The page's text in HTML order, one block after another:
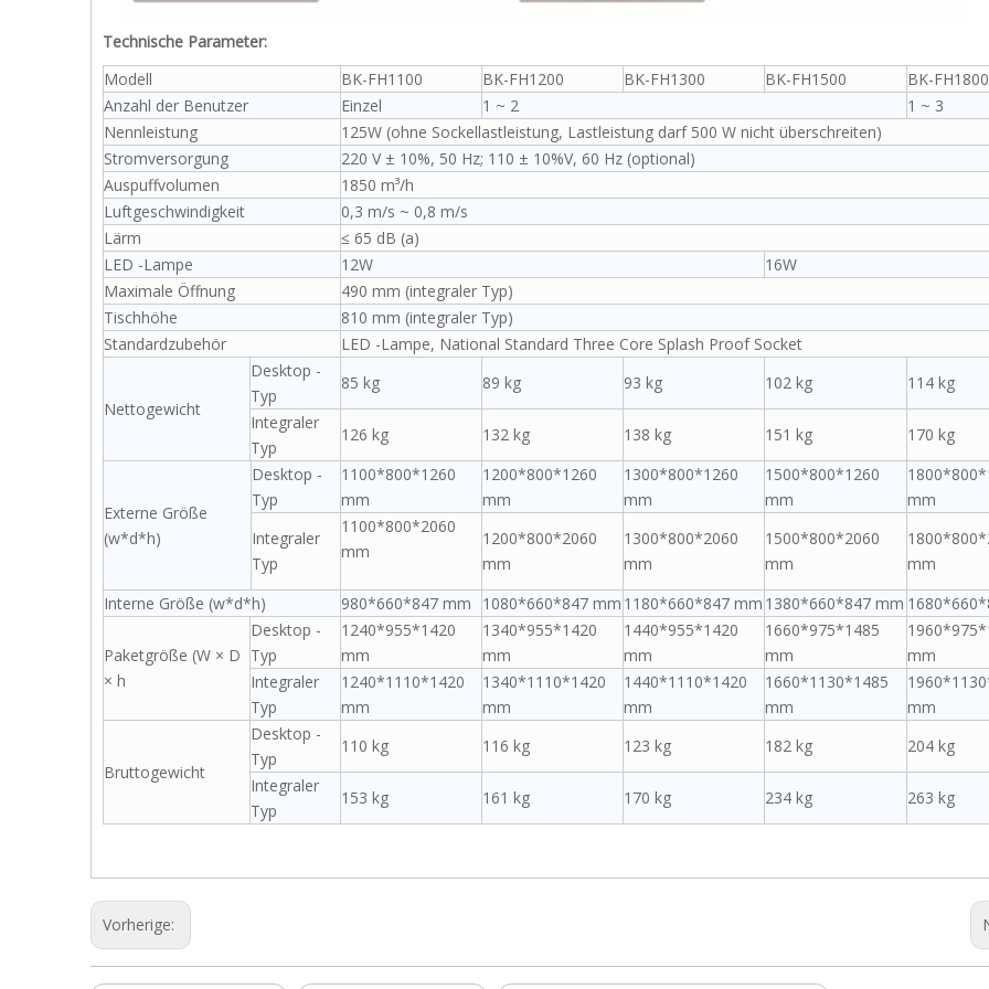
Technische Parameter:
Modell
BK-FH1100 BK-FH1200 BK-FH1300 BK-FH1500
BK-FH1800
Anzahl der Benutzer
Einzel 1 ~ 2
1 ~ 3
Nennleistung
125W (ohne Sockellastleistung, Lastleistung darf 500 W nicht überschreiten)
Stromversorgung
220 V ± 10%, 50 Hz; 110 ± 10%V, 60 Hz (optional)
Auspuffvolumen
1850 m³/h
Luftgeschwindigkeit
0,3 m/s ~ 0,8 m/s
Lärm
≤ 65 dB (a)
LED -Lampe
12W
16W
Maximale Öffnung
490 mm (integraler Typ)
Tischhöhe
810 mm (integraler Typ)
Standardzubehör
LED -Lampe, National Standard Three Core Splash Proof Socket
Nettogewicht
Desktop -
Typ
85 kg 89 kg 93 kg 102 kg
114 kg
Integraler
Typ
126 kg 132 kg 138 kg 151 kg 170 kg
Externe Größe
(w*d*h)
Desktop -
Typ
1100*800*1260
mm
1200*800*1260
mm
1300*800*1260
mm
1500*800*1260
mm
mm
Integraler
Typ
1100*800*2060
mm
1200*800*2060
mm
1300*800*2060
mm
1500*800*2060
mm
mm
Interne Größe (w*d*h)
980*660*847 mm 1080*660*847 mm 1180*660*847 mm 1380*660*847 mm
Paketgröße (W × D
× h
Desktop -
Typ
1240*955*1420
mm
1340*955*1420
mm
1440*955*1420
mm
1660*975*1485
mm
mm
Integraler
Typ
1240*1110*1420
mm
1340*1110*1420
mm
1440*1110*1420
mm
1660*1130*1485
mm
mm
Bruttogewicht
Desktop -
Typ
110 kg 116 kg 123 kg 182 kg
204 kg
Integraler
Typ
153 kg 161 kg 170 kg 234 kg 263 kg
Vorherige: